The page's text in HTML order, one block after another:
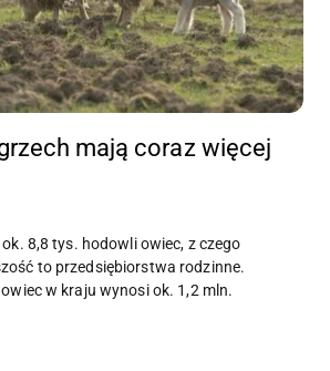
mają coraz więcej
ok. 8,8 tys. hodowli owiec, z czego
to przedsiębiorstwa rodzinne.
w kraju wynosi ok. 1,2 mln.